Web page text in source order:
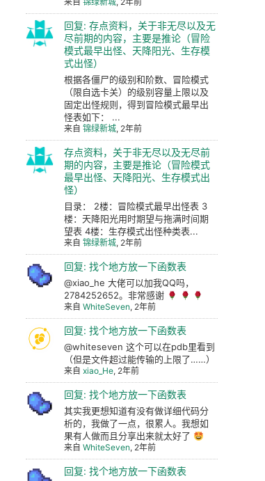
回复: 存点资料，关于非无尽以及无
尽前期的内容，主要是推论（冒险
模式最早出怪、天降阳光、生存模
式出怪）
根据各僵尸的级别和阶数、冒险模式
（限自选卡关）的级别容量上限以及
固定出怪规则，得到冒险模式最早出
怪表如下： ...
来自 锦绿新城, 2年前
存点资料，关于非无尽以及无尽前
期的内容，主要是推论（冒险模式
最早出怪、天降阳光、生存模式出
怪）
目录： 2楼：冒险模式最早出怪表 3
楼：天降阳光用时期望与拖满时间期
望表 4楼：生存模式出怪种类表...
来自 锦绿新城, 2年前
回复: 找个地方放一下函数表
@xiao_he 大佬可以加我QQ吗，
2784252652。非常感谢
来自 WhiteSeven, 2年前
回复: 找个地方放一下函数表
@whiteseven 这个可以在pdb里看到
（但是文件超过能传输的上限了……）
来自 xiao_He, 2年前
回复: 找个地方放一下函数表
其实我更想知道有没有做详细代码分
析的，我做了一点，很累人。我想如
果有人做而且分享出来就太好了
来自 WhiteSeven, 2年前
回复: 找个地方放一下函数表